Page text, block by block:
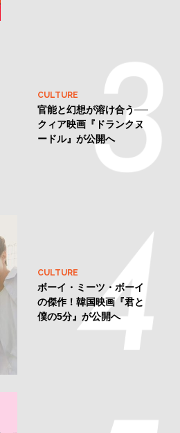
CULTURE
官能と幻想が溶け合う──
クィア映画『ドランクヌ
ードル』が公開へ
CULTURE
ボーイ・ミーツ・ボーイ
の傑作！韓国映画『君と
僕の5分』が公開へ